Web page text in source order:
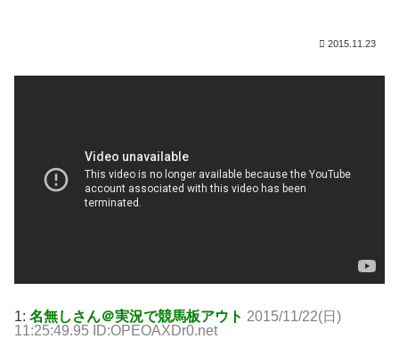
2015.11.23
1: 名無しさん＠実況で競馬板アウト 2015/11/22(日)
11:25:49.95 ID:OPEOAXDr0.net